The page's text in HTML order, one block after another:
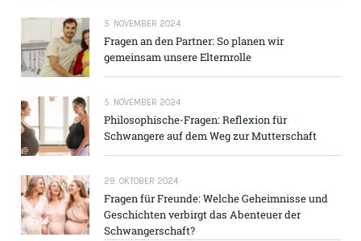
5. NOVEMBER 2024
Fragen an den Partner: So planen wir
gemeinsam unsere Elternrolle
5. NOVEMBER 2024
Philosophische-Fragen: Reflexion für
Schwangere auf dem Weg zur Mutterschaft
29. OKTOBER 2024
Fragen für Freunde: Welche Geheimnisse und
Geschichten verbirgt das Abenteuer der
Schwangerschaft?